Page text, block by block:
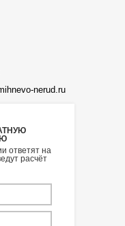
nerud.ru
ответят на
расчёт